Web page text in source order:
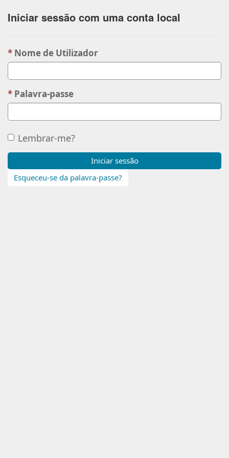
Iniciar sessão com uma conta local
Nome de Utilizador
Palavra-passe
Lembrar-me?
Iniciar sessão
Esqueceu-se da palavra-passe?